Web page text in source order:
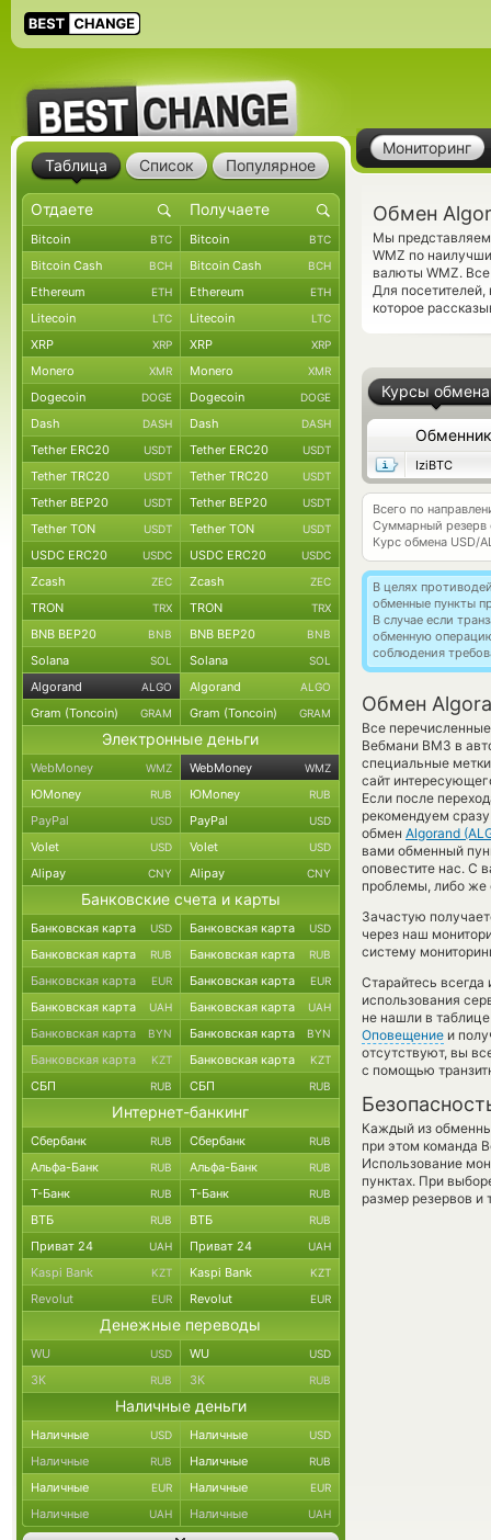
Мониторинг
Обмен
Мы представляем
WMZ по
валюты WMZ.
Для
которое
Курсы обмена
Обменник
IziBTC
Всего по
Суммарный резерв
Курс обмена USD/
В целях
обменные пункты
В случае если
обменную
соблюдения
Обмен
Все
Вебмани ВМЗ в
специальные
сайт
Если после
рекомендуем
обмен Algorand
вами обменный
оповестите нас. С
проблемы, либо же
Зачастую
через наш
систему
Старайтесь всегда
использования
не нашли в
Оповещение и
отсутствуют, вы
с помощью
Каждый из
при этом команда
Использование
пунктах. При
размер резервов и
Таблица Список Популярное
Bitcoin BTC Bitcoin BTC
Bitcoin Cash BCH Bitcoin Cash BCH
Ethereum ETH Ethereum ETH
Litecoin LTC Litecoin LTC
XRP XRP XRP XRP
Monero XMR Monero XMR
Dogecoin DOGE Dogecoin DOGE
Dash DASH Dash DASH
Tether ERC20 USDT Tether ERC20 USDT
Tether TRC20 USDT Tether TRC20 USDT
Tether BEP20 USDT Tether BEP20 USDT
Tether TON USDT Tether TON USDT
USDC ERC20 USDC USDC ERC20 USDC
Zcash ZEC Zcash ZEC
TRON TRX TRON TRX
BNB BEP20 BNB BNB BEP20 BNB
Solana SOL Solana SOL
Algorand ALGO Algorand ALGO
Gram (Toncoin) GRAM Gram (Toncoin) GRAM
Электронные деньги
WebMoney WMZ WebMoney WMZ
ЮMoney RUB ЮMoney RUB
PayPal USD PayPal USD
Volet USD Volet USD
Alipay CNY Alipay CNY
Банковские счета и карты
Банковская карта USD Банковская карта USD
Банковская карта RUB Банковская карта RUB
Банковская карта EUR Банковская карта EUR
Банковская карта UAH Банковская карта UAH
Банковская карта BYN Банковская карта BYN
Банковская карта KZT Банковская карта KZT
СБП RUB СБП RUB
Интернет-банкинг
Сбербанк RUB Сбербанк RUB
Альфа-Банк RUB Альфа-Банк RUB
Т-Банк RUB Т-Банк RUB
ВТБ RUB ВТБ RUB
Приват 24 UAH Приват 24 UAH
Kaspi Bank KZT Kaspi Bank KZT
Revolut EUR Revolut EUR
Денежные переводы
WU USD WU USD
ЗК RUB ЗК RUB
Наличные деньги
Наличные USD Наличные USD
Наличные RUB Наличные RUB
Наличные EUR Наличные EUR
Наличные UAH Наличные UAH